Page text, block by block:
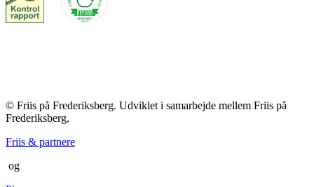
© Friis på Frederiksberg. Udviklet i samarbejde mellem Friis på
Frederiksberg,
Friis & partnere
og